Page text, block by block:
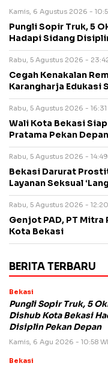
Kamis, 6 Agustus 2026 -
Pungli Sopir Truk, 5
Hadapi Sidang
Rabu, 5 Agustus 2026 -
Cegah Kenakalan
Karangharja Edukasi
Rabu, 5 Agustus 2026 - 16:31
Wali Kota Bekasi
Pratama Pekan Depan
Rabu, 5 Agustus 2026 - 14:49
Bekasi Darurat
Layanan Seksual
Rabu, 5 Agustus 2026 -
Genjot PAD, PT Mitra
Kota Bekasi
BERITA TERBARU
Bekasi
Pungli Sopir Truk, 5
Dishub Kota Bekasi
Disiplin Pekan Depan
Kamis, 6 Agu 2026 - 10:58
Bekasi